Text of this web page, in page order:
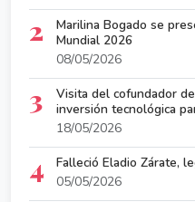
2
Marilina Bogado se
Mundial 2026
08/05/2026
3
Visita del cofundador
inversión tecnológica
18/05/2026
4
Falleció Eladio Zárate,
05/05/2026